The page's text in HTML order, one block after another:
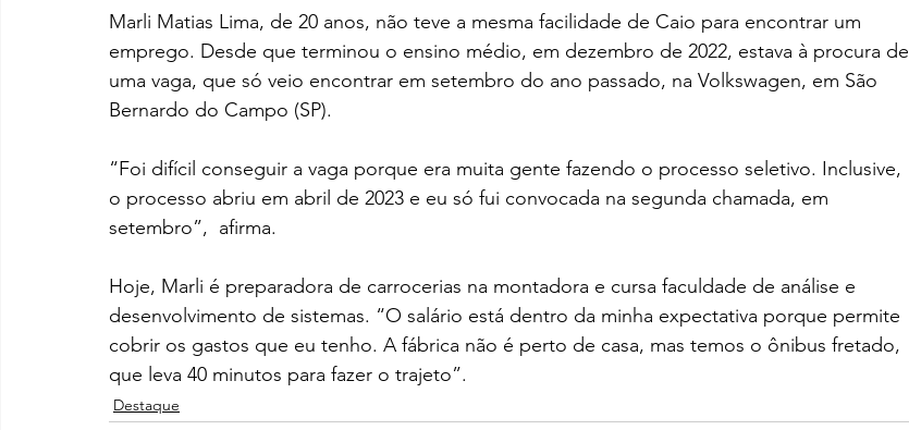
Marli Matias Lima, de 20 anos, não teve a mesma facilidade de Caio para encontrar um
emprego. Desde que terminou o ensino médio, em dezembro de 2022, estava à procura de
uma vaga, que só veio encontrar em setembro do ano passado, na Volkswagen, em São
Bernardo do Campo (SP).
“Foi difícil conseguir a vaga porque era muita gente fazendo o processo seletivo. Inclusive,
o processo abriu em abril de 2023 e eu só fui convocada na segunda chamada, em
setembro”,  afirma.
Hoje, Marli é preparadora de carrocerias na montadora e cursa faculdade de análise e
desenvolvimento de sistemas. “O salário está dentro da minha expectativa porque permite
cobrir os gastos que eu tenho. A fábrica não é perto de casa, mas temos o ônibus fretado,
que leva 40 minutos para fazer o trajeto”.
Destaque